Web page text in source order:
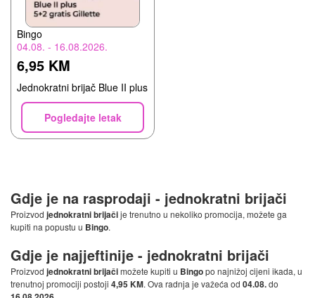
Bingo
04.08. - 16.08.2026.
6,95 KM
Jednokratni brijač Blue II plus
Pogledajte letak
Gdje je na rasprodaji - jednokratni brijači
Proizvod jednokratni brijačije trenutno u nekoliko promocija, možete ga
kupiti na popustu u Bingo.
Gdje je najjeftinije - jednokratni brijači
Proizvod jednokratni brijačimožete kupiti u Bingopo najnižoj cijeni ikada, u
trenutnoj promociji postoji 4,95 KM. Ova radnja je važeća od 04.08.do